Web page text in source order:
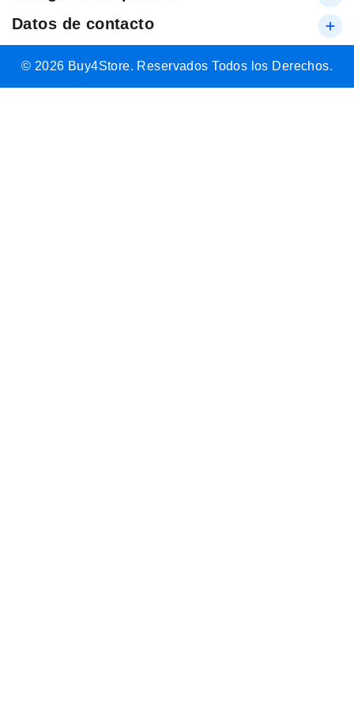
Datos de contacto
© 2026 Buy4Store. Reservados Todos los Derechos.